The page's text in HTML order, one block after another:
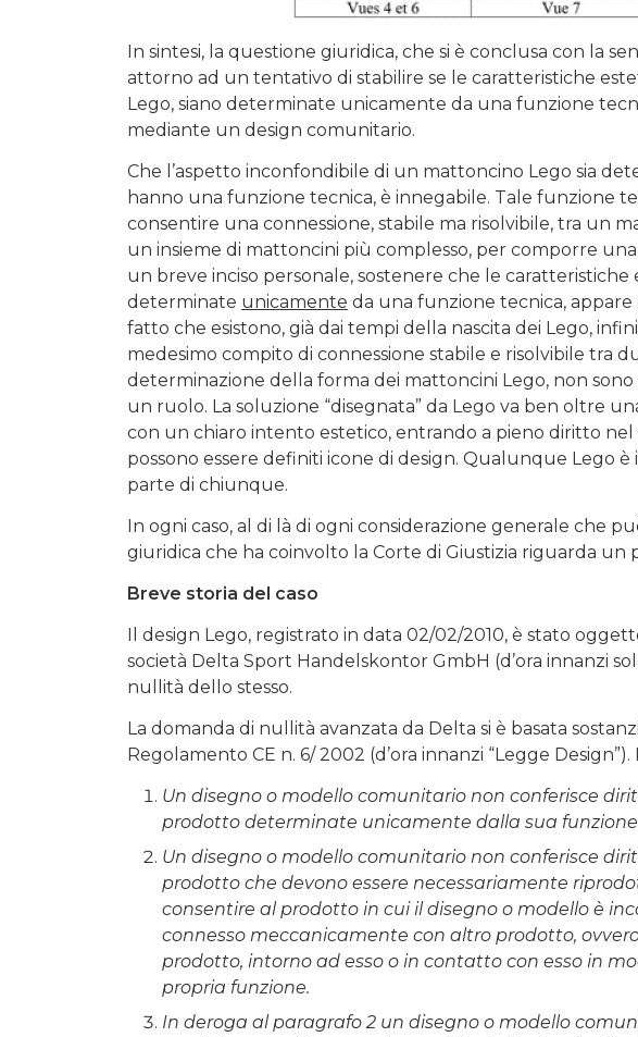
In sintesi, la questione giuridica, che si è conclusa con la
attorno ad un tentativo di stabilire se le caratteristiche
Lego, siano determinate unicamente da una funzione
mediante un design comunitario.
Che l’aspetto inconfondibile di un mattoncino Lego sia
hanno una funzione tecnica, è innegabile. Tale funzione
consentire una connessione, stabile ma risolvibile, tra un
un insieme di mattoncini più complesso, per comporre una
un breve inciso personale, sostenere che le
determinate unicamente da una funzione tecnica,
fatto che esistono, già dai tempi della nascita dei Lego,
medesimo compito di connessione stabile e risolvibile tra
determinazione della forma dei mattoncini Lego, non
un ruolo. La soluzione “disegnata” da Lego va ben oltre
con un chiaro intento estetico, entrando a pieno diritto
possono essere definiti icone di design. Qualunque Lego
parte di chiunque.
In ogni caso, al di là di ogni considerazione generale che
giuridica che ha coinvolto la Corte di Giustizia riguarda un
Breve storia del caso
Il design Lego, registrato in data 02/02/2010, è stato
società Delta Sport Handelskontor GmbH (d’ora innanzi
nullità dello stesso.
La domanda di nullità avanzata da Delta si è basata
Regolamento CE n. 6/ 2002 (d’ora innanzi “Legge
Un disegno o modello comunitario non conferisce
prodotto determinate unicamente dalla sua
Un disegno o modello comunitario non conferisce
prodotto che devono essere necessariamente
consentire al prodotto in cui il disegno o modello è
connesso meccanicamente con altro prodotto,
prodotto, intorno ad esso o in contatto con esso in
propria funzione.
In deroga al paragrafo 2 un disegno o modello